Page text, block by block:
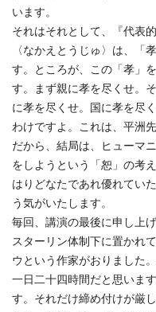
います。
それはそれとして、『代表
〈なかえとうじゅ〉は、「
す。ところが、この「孝」
す。まず親に孝を尽くせ。
に孝を尽くせ。国に孝を尽
わけですよ。これは、平洲
だから、結局は、ヒューマ
をしようという「恕」の考
はりどなたであれ優れてい
う気がいたします。
毎回、講演の最後に申し上
スターリン体制下に置かれ
ウという作家がおりました
一日二十四時間だと思いま
す。それだけ締め付けが厳